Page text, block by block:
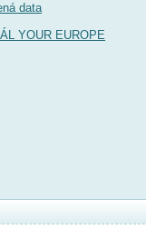
data
YOUR EUROPE